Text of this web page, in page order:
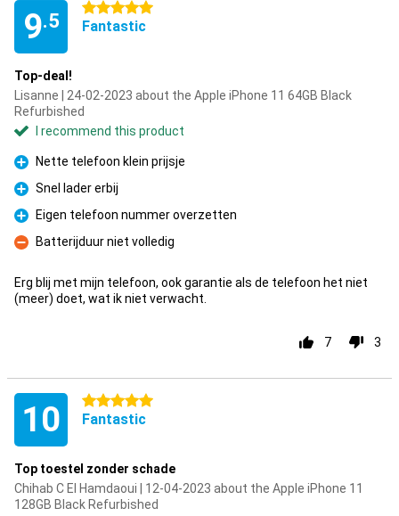
9.5
5 stars
Fantastic
Top-deal!
Lisanne | 24-02-2023 about the Apple iPhone 11 64GB Black
Refurbished
I recommend this product
Pro
Nette telefoon klein prijsje
Pro
Snel lader erbij
Pro
Eigen telefoon nummer overzetten
Con
Batterijduur niet volledig
Erg blij met mijn telefoon, ook garantie als de telefoon het niet
(meer) doet, wat ik niet verwacht.
7 3
10 5 stars
Fantastic
Top toestel zonder schade
Chihab C El Hamdaoui | 12-04-2023 about the Apple iPhone 11
128GB Black Refurbished